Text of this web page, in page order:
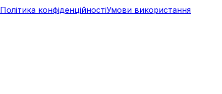
Політика конфіденційностіУмови використання